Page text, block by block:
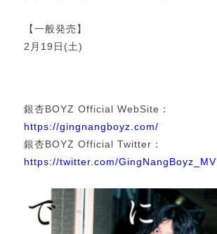
【一般発売】
2月19日(土)
銀杏BOYZ Official WebSite：
https://gingnangboyz.com/
銀杏BOYZ Official Twitter：
https://twitter.com/GingNangBoyz_MV